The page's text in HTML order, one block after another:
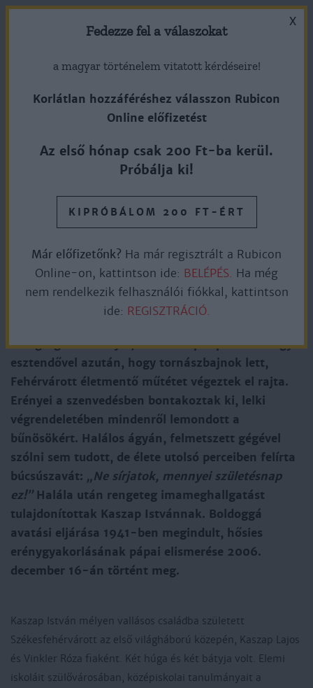
István születése
1916. március 25-én, Gyümölcsoltó Boldogasszony
ünnepén született Székesfehérváron. 1934
betegség tört ki rajta, emiatt napra pontosan egy
esztendővel azután, hogy tornászbajnok lett,
Fehérvárott életmentő műtétet végeztek el rajta.
Erényei a szenvedésben bontakoztak ki, lelki
végrendeletében mindenről lemondott a
bűnösökért. Halálos ágyán, felmetszett gégével
szólni sem tudott, de élete utolsó perceiben felírta
búcsúszavát: „Ne sírjatok, mennyei születésnap
ez!”Halála után rengeteg imameghallgatást
tulajdonítottak Kaszap Istvánnak. Boldoggá
avatási eljárása 1941-ben megindult, hősies
erénygyakorlásának pápai elismerése 2006.
december 16-án történt meg.
Kaszap István mélyen vallásos családba született
Székesfehérvárott az első világháború közepén, Kaszap Lajos
és Vinkler Róza fiaként. Két húga és két bátyja volt. Elemi
iskoláit szülővárosában, középiskolai tanulmányait a
X
Fedezze fel a válaszokat
a magyar történelem vitatott kérdéseire!
Korlátlan hozzáféréshez válasszon Rubicon
Online előfizetést
Az első hónap csak 200 Ft-ba kerül.
Próbálja ki!
KIPRÓBÁLOM 200 FT-ÉRT
Már előfizetőnk? Ha már regisztrált a Rubicon
Online-on, kattintson ide: BELÉPÉS. Ha még
nem rendelkezik felhasználói fiókkal, kattintson
ide: REGISZTRÁCIÓ.